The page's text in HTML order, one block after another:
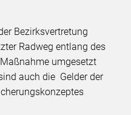
Bezirksvertretung
Radweg entlang des
umgesetzt
auch die Gelder der